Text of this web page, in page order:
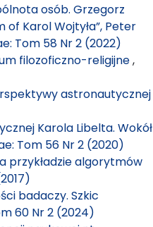
osób. Grzegorz
of Karol Wojtyła”, Peter
Tom 58 Nr 2 (2022)
filozoficzno-religijne,
astronautycznej
Karola Libelta. Wokół
Tom 56 Nr 2 (2020)
przykładzie algorytmów
badaczy. Szkic
60 Nr 2 (2024)